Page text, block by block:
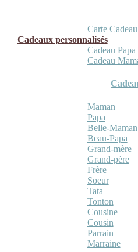
Carte Cadeau
Cadeaux personnalisés
Cadeau
Cadeau
Maman
Papa
Belle-Maman
Beau-Papa
Grand-mère
Grand-père
Frère
Soeur
Tata
Tonton
Cousine
Cousin
Parrain
Marraine